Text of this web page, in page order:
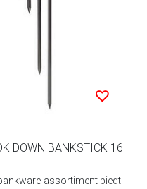
DOWN BANKSTICK 16
assortiment biedt